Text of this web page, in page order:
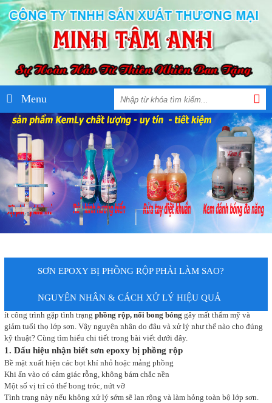
Menu
SƠN EPOXY BỊ PHỒNG RỘP PHẢI LÀM SAO?
NGUYÊN NHÂN & CÁCH XỬ LÝ HIỆU QUẢ
Sơn epoxy là giải pháp phủ sàn bền đẹp, nhưng trong quá trình sử dụng, không
ít công trình gặp tình trạng phồng rộp, nổi bong bóng gây mất thẩm mỹ và
giảm tuổi thọ lớp sơn. Vậy nguyên nhân do đâu và xử lý như thế nào cho đúng
kỹ thuật? Cùng tìm hiểu chi tiết trong bài viết dưới đây.
1. Dấu hiệu nhận biết sơn epoxy bị phồng rộp
Bề mặt xuất hiện các bọt khí nhỏ hoặc mảng phồng
Khi ấn vào có cảm giác rỗng, không bám chắc nền
Một số vị trí có thể bong tróc, nứt vỡ
Tình trạng này nếu không xử lý sớm sẽ lan rộng và làm hỏng toàn bộ lớp sơn.